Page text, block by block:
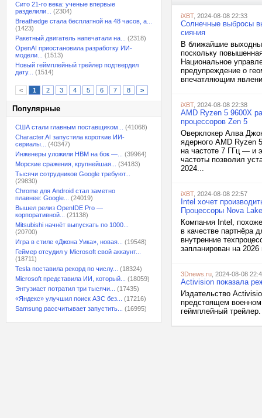
Сито 21-го века: ученые впервые
разделили...
(2304)
Breathedge стала бесплатной на 48 часов, а...
(1423)
Ракетный двигатель напечатали на...
(2318)
OpenAI приостановила разработку ИИ-
модели...
(1513)
Новый геймплейный трейлер подтвердил
дату...
(1514)
< 1 2 3 4 5 6 7 8 >
Популярные
США стали главным поставщиком...
(41068)
Character.AI запустила короткие ИИ-
сериалы...
(40347)
Инженеры уложили HBM на бок —...
(39964)
Морские сражения, крупнейшая...
(34183)
Тысячи сотрудников Google требуют...
(29830)
Chrome для Android стал заметно
плавнее: Google...
(24019)
Вышел релиз OpenIDE Pro —
корпоративной...
(21138)
Mitsubishi начнёт выпускать по 1000...
(20700)
Игра в стиле «Джона Уика», новая...
(19548)
Геймер отсудил у Microsoft свой аккаунт...
(18711)
Tesla поставила рекорд по числу...
(18324)
Microsoft представила ИИ, который...
(18059)
Энтузиаст потратил три тысячи...
(17435)
«Яндекс» улучшил поиск АЗС без...
(17216)
Samsung рассчитывает запустить...
(16995)
iXBT, 2024-08-08 22:33
Солнечные выбросы
сияния
В ближайшие
поскольку
Национальное
предупреждение о
впечатляющим
iXBT, 2024-08-08 22:38
AMD Ryzen 5 9600X
процессоров Zen 5
Оверклокер Алва
ядерного AMD Ryzen
на частоте 7 ГГц — и
частоты позволил
2024...
iXBT, 2024-08-08 22:57
Intel хочет
Процессоры Nova
Компания Intel,
в качестве партнёра
внутренние
запланирован на
3Dnews.ru , 2024-08-08
Activision показала
Издательство
предстоящем
геймплейный